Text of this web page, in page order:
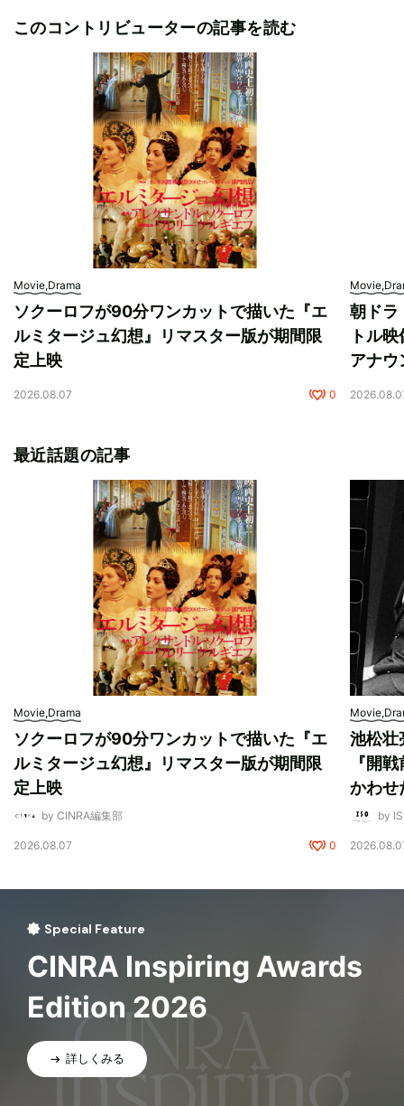
このコントリビューターの記事を読む
Movie,Drama
ソクーロフが90分ワンカットで描いた『エ
ルミタージュ幻想』リマスター版が期間限
定上映
2026.08.07 0
朝ドラ
トル
アナウ
最近話題の記事
Movie,Drama
ソクーロフが90分ワンカットで描いた『エ
ルミタージュ幻想』リマスター版が期間限
定上映
by CINRA編集部
2026.08.07 0
池松壮
『開
かわせ
by
Special Feature
CINRA Inspiring Awards
Edition 2026
詳しくみる